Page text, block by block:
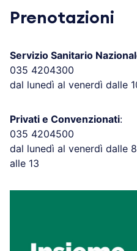
Prenotazioni
Servizio Sanitario
035 4204300
dal lunedì al venerdì dalle
Privati e Convenzionati:
035 4204500
dal lunedì al venerdì dalle
alle 13